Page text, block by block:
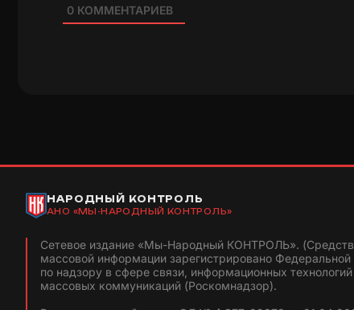
0КОММЕНТАРИЕВ
НАРОДНЫЙ КОНТРОЛЬ
АНО «МЫ-НАРОДНЫЙ КОНТРОЛЬ»
Сетевое издание «Мы-Народный КОНТРОЛЬ».
массовой информации зарегистрировано Федеральной
по надзору в сфере связи, информационных технологий
массовых коммуникаций (Роскомнадзор).